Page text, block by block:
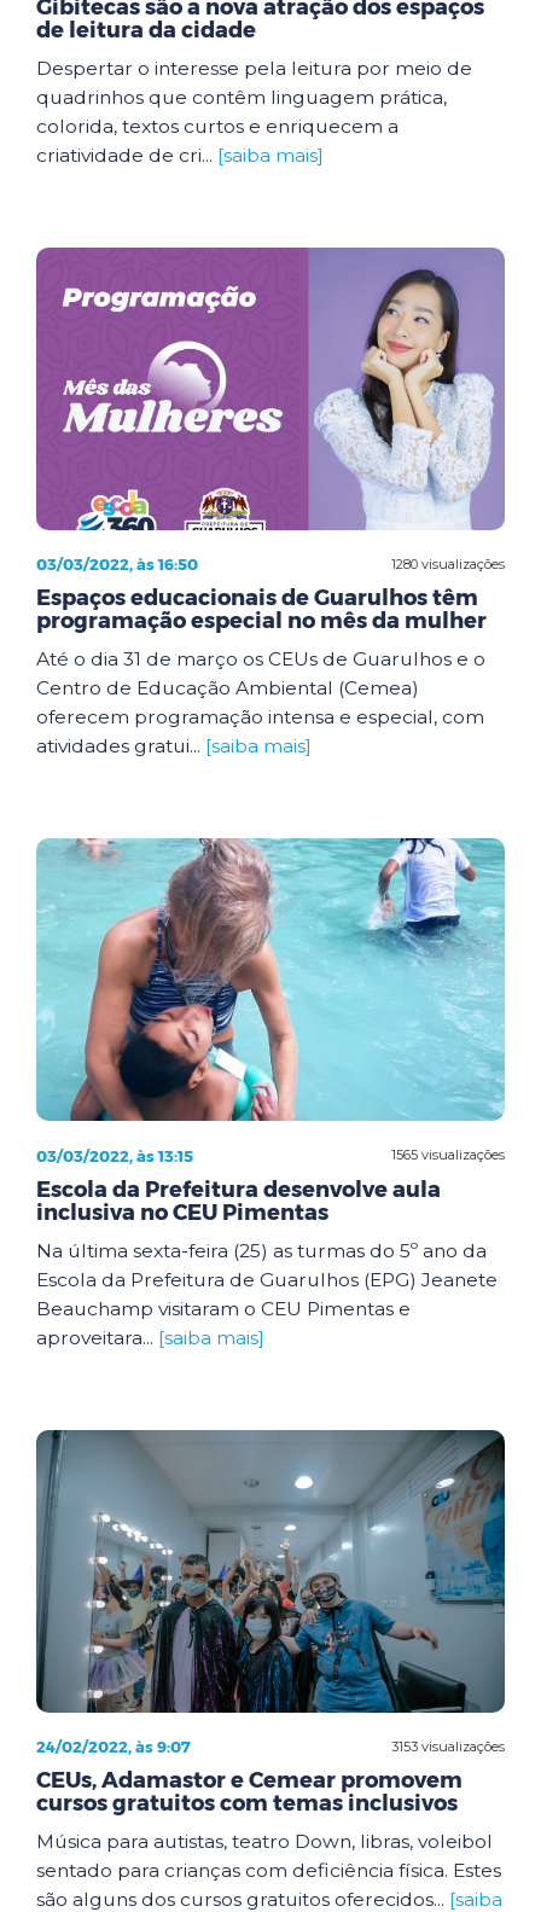
Gibitecas são a nova atração dos espaços
de leitura da cidade
Despertar o interesse pela leitura por meio de
quadrinhos que contêm linguagem prática,
colorida, textos curtos e enriquecem a
criatividade de cri... [saiba mais]
1280 visualizações
03/03/2022, às 16:50
Espaços educacionais de Guarulhos têm
programação especial no mês da mulher
Até o dia 31 de março os CEUs de Guarulhos e o
Centro de Educação Ambiental (Cemea)
oferecem programação intensa e especial, com
atividades gratui... [saiba mais]
1565 visualizações
03/03/2022, às 13:15
Escola da Prefeitura desenvolve aula
inclusiva no CEU Pimentas
Na última sexta-feira (25) as turmas do 5º ano da
Escola da Prefeitura de Guarulhos (EPG) Jeanete
Beauchamp visitaram o CEU Pimentas e
aproveitara... [saiba mais]
3153 visualizações
24/02/2022, às 9:07
CEUs, Adamastor e Cemear promovem
cursos gratuitos com temas inclusivos
Música para autistas, teatro Down, libras, voleibol
sentado para crianças com deficiência física. Estes
são alguns dos cursos gratuitos oferecidos... [saiba